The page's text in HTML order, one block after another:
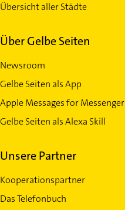
Übersicht aller Städte
Über Gelbe Seiten
Newsroom
Gelbe Seiten als App
Apple Messages for Messenger
Gelbe Seiten als Alexa Skill
Unsere Partner
Kooperationspartner
Das Telefonbuch